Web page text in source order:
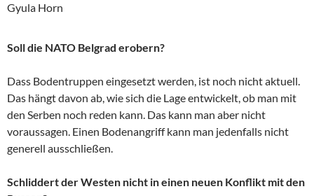
Gyula Horn
Soll die NATO Belgrad erobern?
Dass Bodentruppen eingesetzt werden, ist noch nicht aktuell.
Das hängt davon ab, wie sich die Lage entwickelt, ob man mit
den Serben noch reden kann. Das kann man aber nicht
voraussagen. Einen Bodenangriff kann man jedenfalls nicht
generell ausschließen.
Schliddert der Westen nicht in einen neuen Konflikt mit den